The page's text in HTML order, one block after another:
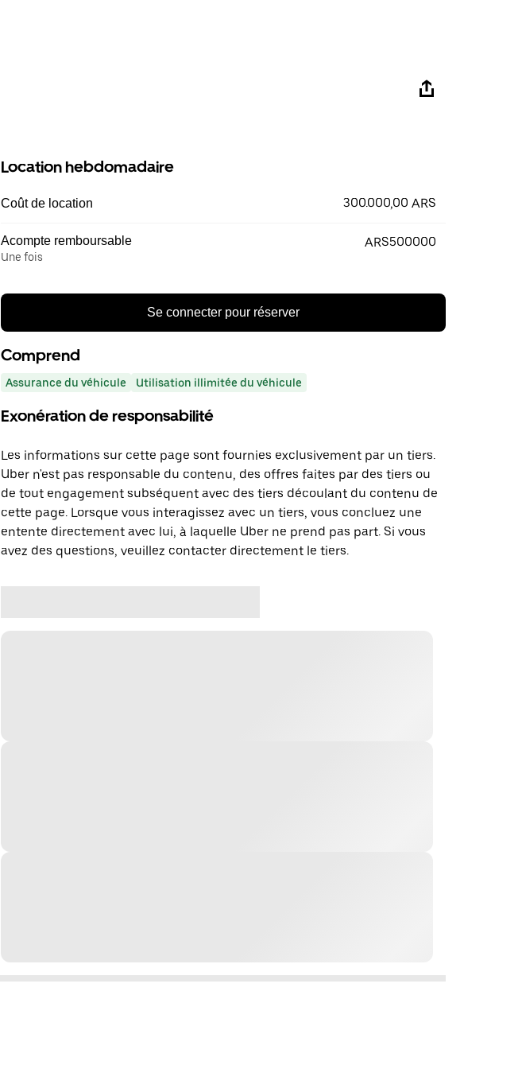
Location hebdomadaire
Coût de location 300.000,00 ARS
Acompte remboursable
Une fois
ARS500000
Se connecter pour réserver
Comprend
Assurance du véhicule Utilisation illimitée du véhicule
Exonération de responsabilité
Les informations sur cette page sont fournies exclusivement par un tiers.
Uber n'est pas responsable du contenu, des offres faites par des tiers ou
de tout engagement subséquent avec des tiers découlant du contenu de
cette page. Lorsque vous interagissez avec un tiers, vous concluez une
entente directement avec lui, à laquelle Uber ne prend pas part. Si vous
avez des questions, veuillez contacter directement le tiers.